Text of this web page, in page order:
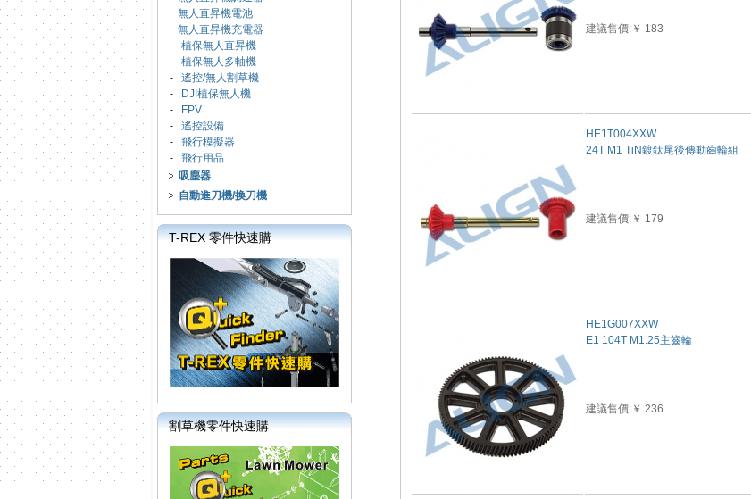
無人直昇機電池
無人直昇機充電器
- 植保無人直昇機
- 植保無人多軸機
- 遙控/無人割草機
-
DJI植保無人機
-
FPV
- 遙控設備
- 飛行模擬器
- 飛行用品
吸塵器
自動進刀機/換刀機
T-REX 零件快速購
割草機零件快速購
建議售價:￥ 183
HE1T004XXW
24T M1 TiN鍍鈦尾後傳動齒輪組
建議售價:￥ 179
HE1G007XXW
E1 104T M1.25主齒輪
建議售價:￥ 236